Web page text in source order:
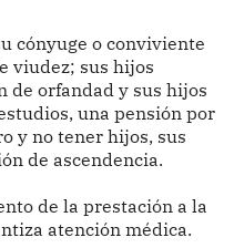
cónyuge o conviviente
viudez; sus hijos
de orfandad y sus hijos
una pensión por
y no tener hijos, sus
de ascendencia.
de la prestación a la
atención médica.